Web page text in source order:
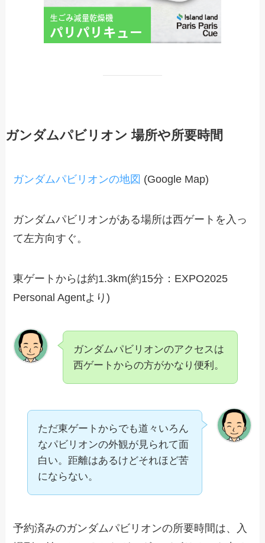
ガンダムパビリオン 場所や所要時間
ガンダムパビリオンの地図 (Google Map)
ガンダムパビリオンがある場所は西ゲートを入っ
て左方向すぐ。
東ゲートからは約1.3km(約15分：EXPO2025
Personal Agentより)
ガンダムパビリオンのアクセスは
西ゲートからの方がかなり便利。
ただ東ゲートからでも道々いろん
なパビリオンの外観が見られて面
白い。距離はあるけどそれほど苦
にならない。
予約済みのガンダムパビリオンの所要時間は、入